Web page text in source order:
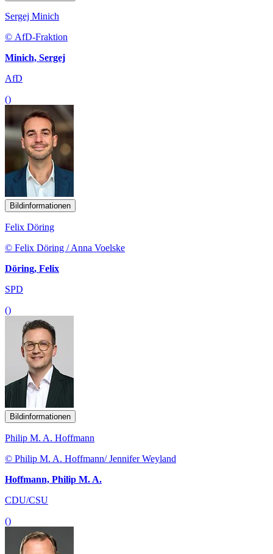
Sergej Minich
© AfD-Fraktion
Minich, Sergej
AfD
()
Bildinformationen
Felix Döring
© Felix Döring / Anna Voelske
Döring, Felix
SPD
()
Bildinformationen
Philip M. A. Hoffmann
© Philip M. A. Hoffmann/ Jennifer Weyland
Hoffmann, Philip M. A.
CDU/CSU
()